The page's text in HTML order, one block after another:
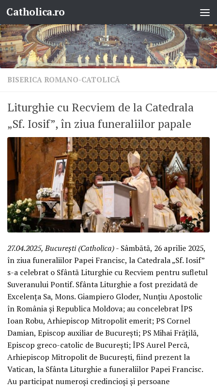
Skip to content
Catholica.ro
BISERICA ROMANO-CATOLICĂ
Liturghie cu Recviem de la Catedrala
„Sf. Iosif”, în ziua funeraliilor papale
27.04.2025, București (Catholica)- Sâmbătă, 26 aprilie 2025,
în ziua funeraliilor Papei Francisc, la Catedrala „Sf. Iosif”
s-a celebrat o Sfântă Liturghie cu Recviem pentru sufletul
Suveranului Pontif. Sfânta Liturghie a fost prezidată de
Excelența Sa, Mons. Giampiero Gloder, Nunțiu Apostolic
în România și Republica Moldova; au concelebrat ÎPS
Ioan Robu, Arhiepiscop Mitropolit emerit; PS Cornel
Damian, Episcop auxiliar de București; PS Mihai Frățilă,
Episcop greco-catolic de București; ÎPS Aurel Percă,
Arhiepiscop Mitropolit de București, fiind prezent la
Vatican, la Sfânta Liturghie a funeraliilor Papei Francisc.
Au participat numeroși credincioși și persoane